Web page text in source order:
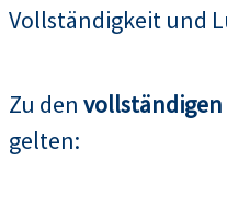
Vollständigkeit und
Zu den
gelten: